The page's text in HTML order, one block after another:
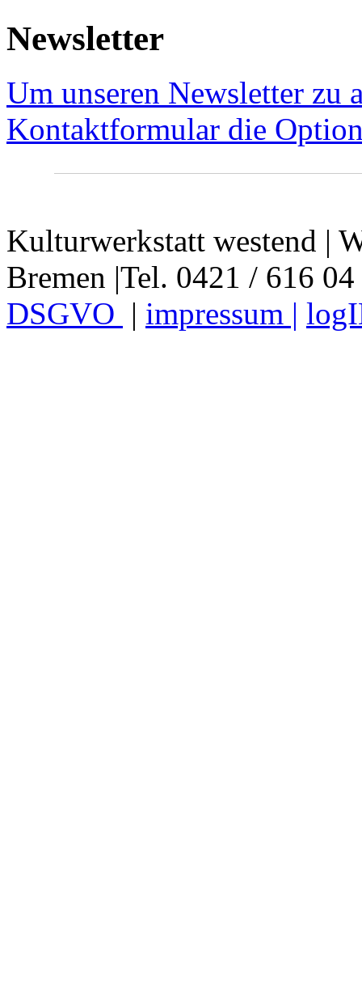
Newsletter
Um unseren Newsletter zu
Kontaktformular die
Kulturwerkstatt westend |
Bremen |Tel. 0421 / 616
DSGVO | impressum |